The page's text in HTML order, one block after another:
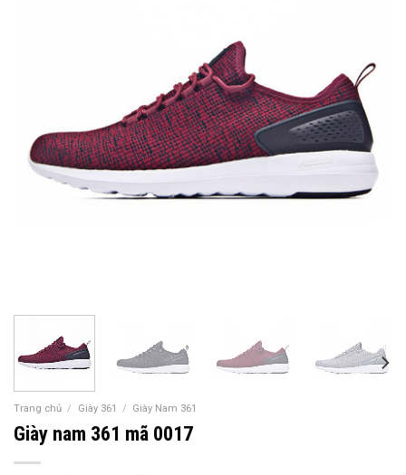
Trang chủ / Giày 361 / Giày Nam 361
Giày nam 361 mã 0017